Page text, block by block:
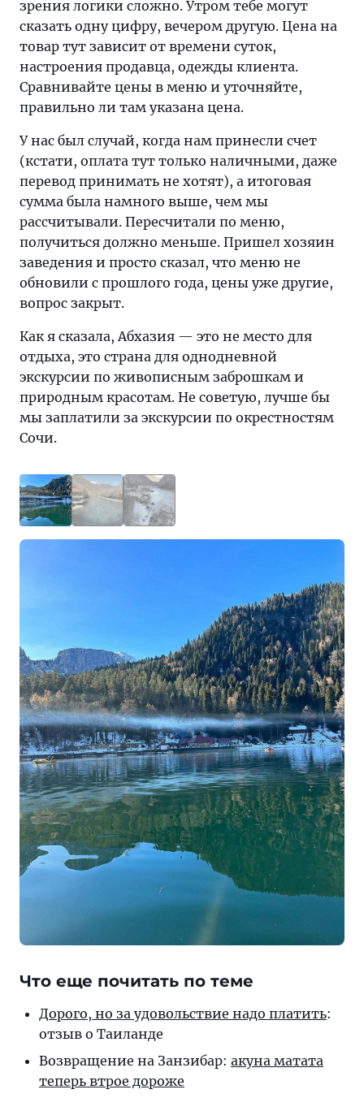
зрения логики сложно. Утром тебе могут
сказать одну цифру, вечером другую. Цена на
товар тут зависит от времени суток,
настроения продавца, одежды клиента.
Сравнивайте цены в меню и уточняйте,
правильно ли там указана цена.
У нас был случай, когда нам принесли счет
(кстати, оплата тут только наличными, даже
перевод принимать не хотят), а итоговая
сумма была намного выше, чем мы
рассчитывали. Пересчитали по меню,
получиться должно меньше. Пришел хозяин
заведения и просто сказал, что меню не
обновили с прошлого года, цены уже другие,
вопрос закрыт.
Как я сказала, Абхазия — это не место для
отдыха, это страна для однодневной
экскурсии по живописным заброшкам и
природным красотам. Не советую, лучше бы
мы заплатили за экскурсии по окрестностям
Сочи.
Что еще почитать по теме
Дорого, но за удовольствие надо платить:
отзыв о Таиланде
Возвращение на Занзибар: акуна матата
теперь втрое дороже